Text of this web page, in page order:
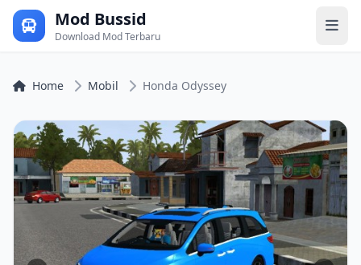
Mod Bussid
Download Mod Terbaru
Home Mobil Honda Odyssey